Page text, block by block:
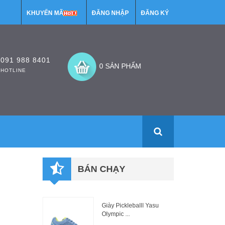
KHUYẾN MÃI ĐĂNG NHẬP ĐĂNG KÝ
091 988 8401
HOTLINE
0 SẢN PHẨM
BÁN CHẠY
Giày Pickleballl Yasu
Olympic ...